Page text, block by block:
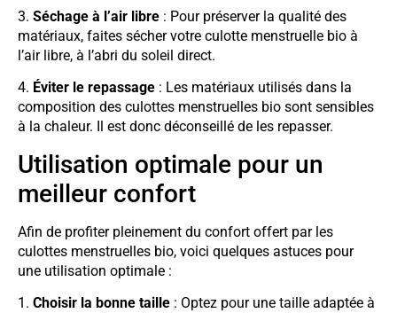
3. Séchage à l’air libre : Pour préserver la qualité des
matériaux, faites sécher votre culotte menstruelle bio à
l’air libre, à l’abri du soleil direct.
4. Éviter le repassage : Les matériaux utilisés dans la
composition des culottes menstruelles bio sont sensibles
à la chaleur. Il est donc déconseillé de les repasser.
Utilisation optimale pour un
meilleur confort
Afin de profiter pleinement du confort offert par les
culottes menstruelles bio, voici quelques astuces pour
une utilisation optimale :
1. Choisir la bonne taille : Optez pour une taille adaptée à